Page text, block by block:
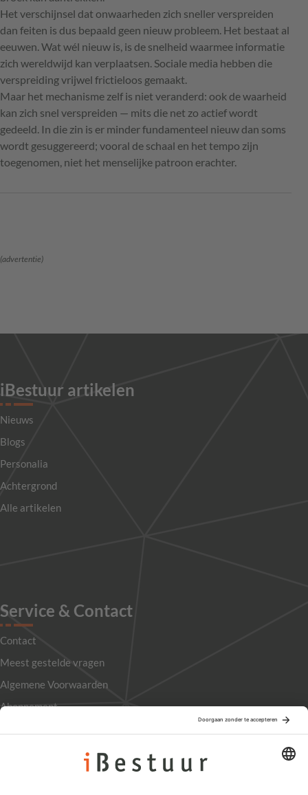
Het verschijnsel dat onwaarheden zich sneller verspreiden
dan feiten is dus bepaald geen nieuw probleem. Het bestaat al
eeuwen. Wat wél nieuw is, is de snelheid waarmee informatie
zich wereldwijd kan verplaatsen. Sociale media hebben die
verspreiding vrijwel frictieloos gemaakt.
Maar het mechanisme zelf is niet veranderd: ook de waarheid
kan zich snel verspreiden — mits die net zo actief wordt
gedeeld. In die zin is er minder fundamenteel nieuw dan soms
wordt gesuggereerd; vooral de schaal en het tempo zijn
toegenomen, niet het menselijke patroon erachter.
(advertentie)
iBestuur artikelen
Nieuws
Blogs
Personalia
Achtergrond
Alle artikelen
Service & Contact
Contact
Meest gestelde vragen
Algemene Voorwaarden
Abonnement